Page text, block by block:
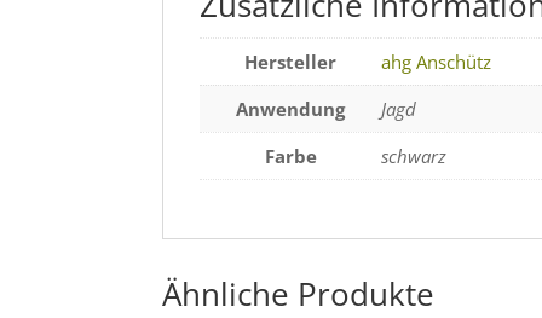
Hersteller
ahg Anschütz
Anwendung
Jagd
Farbe
schwarz
Ähnliche Produkte